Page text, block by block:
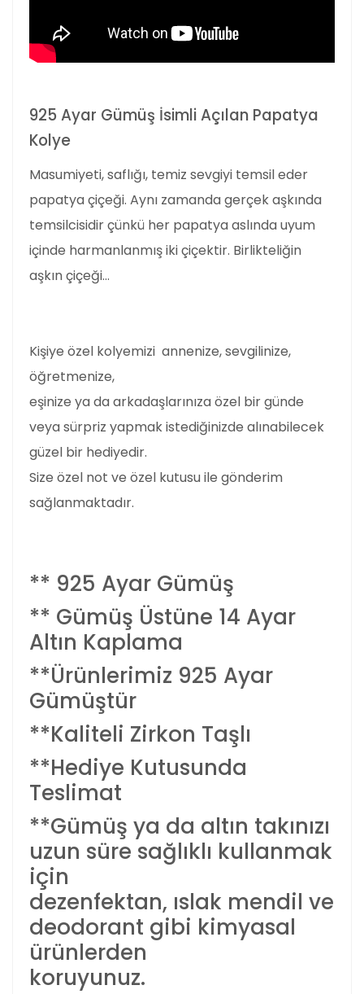
925 Ayar Gümüş İsimli Açılan Papatya
Kolye
Masumiyeti, saflığı, temiz sevgiyi temsil eder
papatya çiçeği. Aynı zamanda gerçek aşkında
temsilcisidirçünkü her papatya aslında uyum
içinde harmanlanmış iki çiçektir. Birlikteliğin
aşkın çiçeği...
Kişiye özel kolyemizi annenize, sevgilinize,
öğretmenize,
eşinize ya da arkadaşlarınıza özel bir günde
veya sürpriz yapmak istediğinizde alınabilecek
güzel bir hediyedir.
Size özel not ve özel kutusu ile gönderim
sağlanmaktadır.
** 925 Ayar Gümüş
** Gümüş Üstüne 14 Ayar
Altın Kaplama
**Ürünlerimiz 925 Ayar
Gümüştür
**Kaliteli Zirkon Taşlı
**Hediye Kutusunda
Teslimat
**Gümüş ya da altın takınızı
uzun süre sağlıklı kullanmak
için
dezenfektan, ıslak mendil ve
deodorant gibi kimyasal
ürünlerden
koruyunuz.